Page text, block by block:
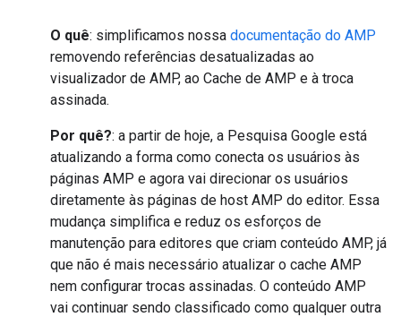
O quê: simplificamos nossa documentação do AMP
removendo referências desatualizadas ao
visualizador de AMP, ao Cache de AMP e à troca
assinada.
Por quê?: a partir de hoje, a Pesquisa Google está
atualizando a forma como conecta os usuários às
páginas AMP e agora vai direcionar os usuários
diretamente às páginas de host AMP do editor. Essa
mudança simplifica e reduz os esforços de
manutenção para editores que criam conteúdo AMP, já
que não é mais necessário atualizar o cache AMP
nem configurar trocas assinadas. O conteúdo AMP
vai continuar sendo classificado como qualquer outra